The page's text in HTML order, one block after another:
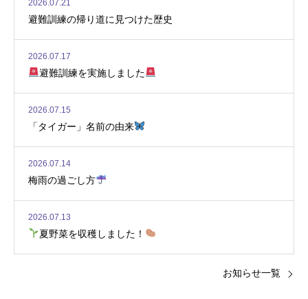
2026.07.21
避難訓練の帰り道に見つけた歴史
2026.07.17
避難訓練を実施しました
2026.07.15
「タイガー」名前の由来
2026.07.14
梅雨の過ごし方
2026.07.13
夏野菜を収穫しました！
お知らせ一覧